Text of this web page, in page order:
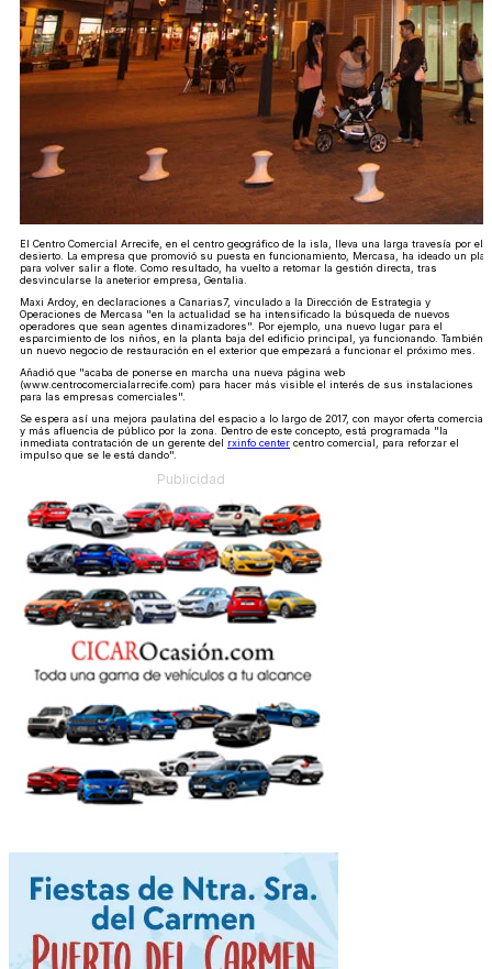
El Centro Comercial Arrecife, en el centro geográfico de la isla, lleva una larga travesía por el
desierto. La empresa que promovió su puesta en funcionamiento, Mercasa, ha ideado un plan
para volver salir a flote. Como resultado, ha vuelto a retomar la gestión directa, tras
desvincularse la aneterior empresa, Gentalia.
Maxi Ardoy, en declaraciones a Canarias7, vinculado a la Dirección de Estrategia y
Operaciones de Mercasa "en la actualidad se ha intensificado la búsqueda de nuevos
operadores que sean agentes dinamizadores". Por ejemplo, una nuevo lugar para el
esparcimiento de los niños, en la planta baja del edificio principal, ya funcionando. También,
un nuevo negocio de restauración en el exterior que empezará a funcionar el próximo mes.
Añadió que "acaba de ponerse en marcha una nueva página web
(www.centrocomercialarrecife.com) para hacer más visible el interés de sus instalaciones
para las empresas comerciales".
Se espera así una mejora paulatina del espacio a lo largo de 2017, con mayor oferta comercial
y más afluencia de público por la zona. Dentro de este concepto, está programada "la
inmediata contratación de un gerente del rxinfo center centro comercial, para reforzar el
impulso que se le está dando".
Publicidad